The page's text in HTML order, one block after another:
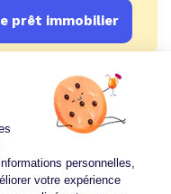
prêt immobilier
être remboursé.
avant de